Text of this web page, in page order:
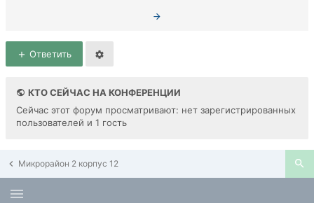
Ответить
КТО СЕЙЧАС НА КОНФЕРЕНЦИИ
Сейчас этот форум просматривают: нет зарегистрированных
пользователей и 1 гость
Микрорайон 2 корпус 12